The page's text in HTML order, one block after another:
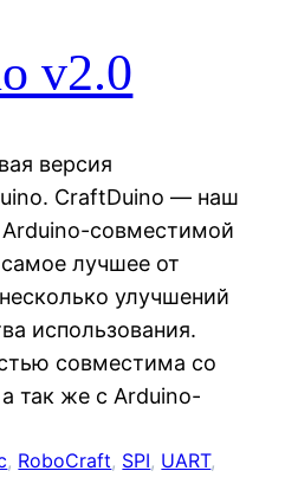
v2.0
версия
CraftDuino — наш
совместимой
лучшее от
улучшений
использования.
совместима со
так же с Arduino-
, RoboCraft, SPI, UART